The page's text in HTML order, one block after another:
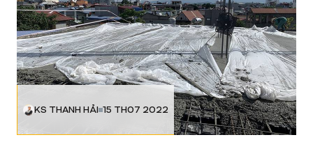
KS THANH HẢI 15 TH07 2022